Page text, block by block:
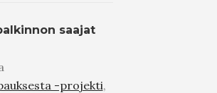
saajat
-projekti,